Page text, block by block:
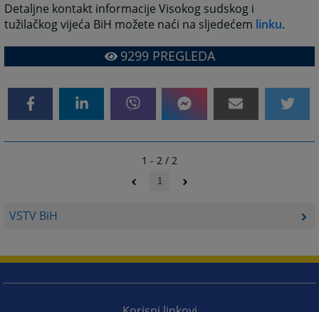
VSTV BiH
Detaljne kontakt informacije Visokog sudskog i
tužilačkog vijeća BiH možete naći na sljedećem linku.
9299PREGLEDA
1 - 2 / 2
1